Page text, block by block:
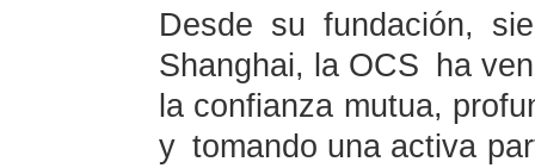
Desde su fundación,
Shanghai, la OCS ha
la confianza mutua,
y tomando una activa